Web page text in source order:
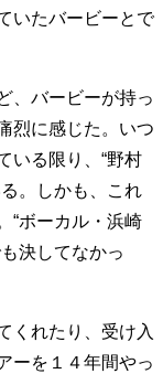
いたバービーとで
、バービーが持っ
烈に感じた。いつ
いる限り、“野村
。しかも、これ
“ボーカル・浜崎
決してなかっ
くれたり、受け入
ーを１４年間やっ